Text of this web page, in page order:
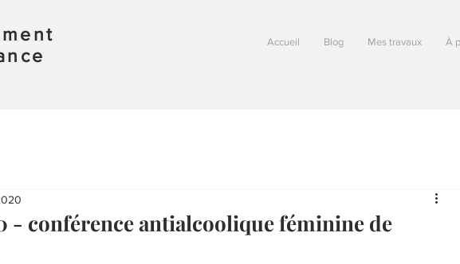
Accueil Blog Mes travaux À
- conférence antialcoolique féminine de